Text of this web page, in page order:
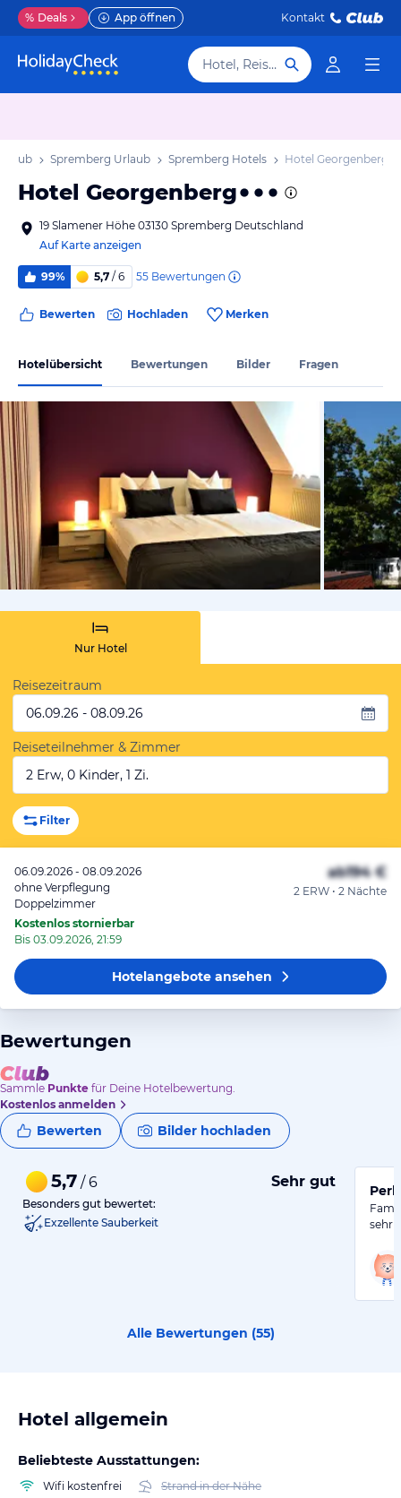
% Deals App öffnen Kontakt
Hotel, Reiseziel
Spremberg Urlaub Spremberg Hotels Hotel Georgenberg
Hotel Georgenberg
19 Slamener Höhe 03130 Spremberg Deutschland
Auf Karte anzeigen
99% 5,7 / 6 55 Bewertungen
Bewerten Hochladen Merken
Hotelübersicht Bewertungen Bilder Fragen
vom
Nur Hotel
Reisezeitraum
06.09.26 - 08.09.26
Reiseteilnehmer & Zimmer
2 Erw, 0 Kinder, 1 Zi.
Filter
06.09.2026 - 08.09.2026
ohne Verpflegung
Doppelzimmer
Kostenlos stornierbar
Bis 03.09.2026, 21:59
ab194 €
2 ERW • 2 Nächte
Hotelangeboteansehen
Bewertungen
Sammle Punkte für Deine Hotelbewertung.
Kostenlos anmelden
Bewerten Bilder hochladen
5,7 / 6 Sehr gut
Besonders gut bewertet:
Exzellente Sauberkeit
sehr
Alle Bewertungen (55)
Hotel allgemein
Beliebteste Ausstattungen:
Wifi kostenfrei
Strand in der Nähe